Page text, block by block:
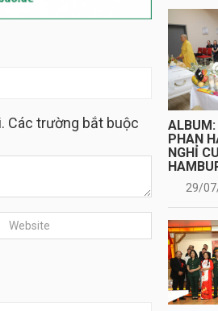
Các trường bắt buộc
ALBUM:
PHAN
NGHỈ
29/